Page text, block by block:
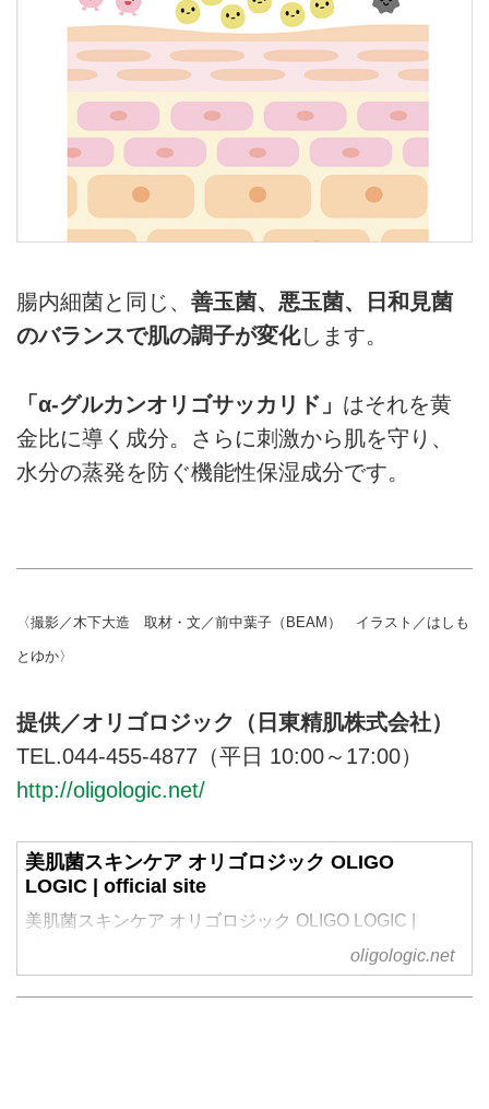
腸内細菌と同じ、 善玉菌、悪玉菌、日和見菌
のバランスで肌の調子が変化します。
「α-グルカンオリゴサッカリド」 はそれを黄
金比に導く成分。さらに刺激から肌を守り、
水分の蒸発を防ぐ機能性保湿成分です。
〈撮影／木下大造 取材・文／前中葉子（BEAM） イラスト／はしも
とゆか〉
提供／オリゴロジック（日東精肌株式会社）
TEL.044-455-4877 （平日 10:00～17:00）
http://oligologic.net/
美肌菌スキンケア オリゴロジック OLIGO
LOGIC | official site
美肌菌スキンケア オリゴロジック OLIGO LOGIC |
oligologic.net